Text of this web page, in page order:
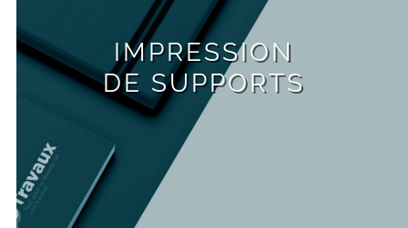
IMPRESSION
DE SUPPORTS